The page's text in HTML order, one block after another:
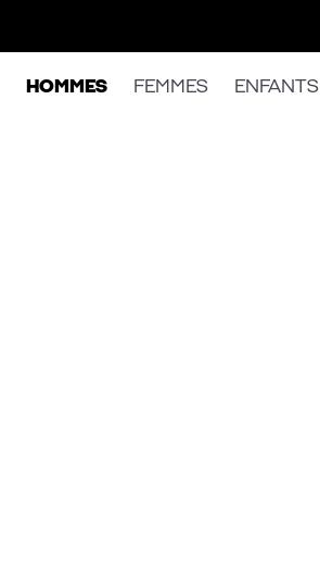
HOMMES FEMMES ENFANTS